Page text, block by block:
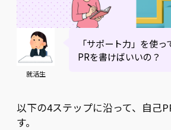
就活生
「サポート力」を使
PRを書けばいいの？
以下の4ステップに沿って、自己
す。